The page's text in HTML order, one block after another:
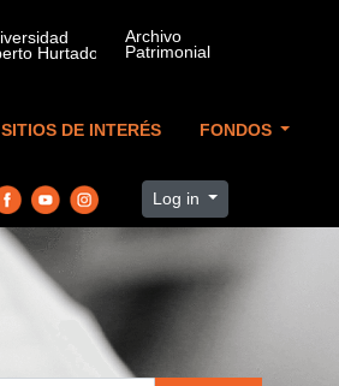
SITIOS DE INTERÉS FONDOS
Log in